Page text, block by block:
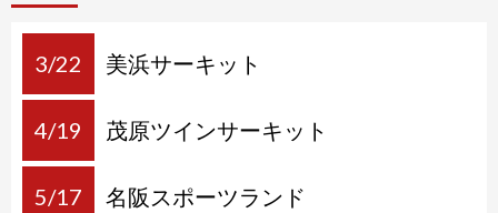
3/22 美浜サーキット
4/19 茂原ツインサーキット
5/17 名阪スポーツランド